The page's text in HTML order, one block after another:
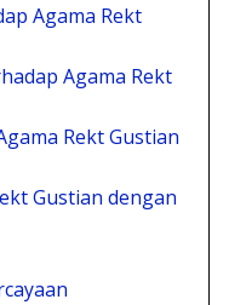
Agama Rekt
Agama Rekt
Rekt Gustian
Gustian dengan